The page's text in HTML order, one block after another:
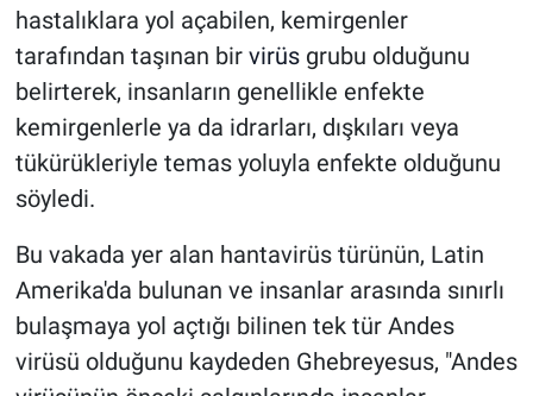
hastalıklara yol açabilen, kemirgenler
tarafından taşınan bir virüsgrubu olduğunu
belirterek, insanların genellikle enfekte
kemirgenlerle ya da idrarları, dışkıları veya
tükürükleriyle temas yoluyla enfekte olduğunu
söyledi.
Bu vakada yer alan hantavirüs türünün, Latin
Amerika'da bulunan ve insanlar arasında sınırlı
bulaşmaya yol açtığı bilinen tek tür Andes
virüsü olduğunu kaydeden Ghebreyesus, "Andes